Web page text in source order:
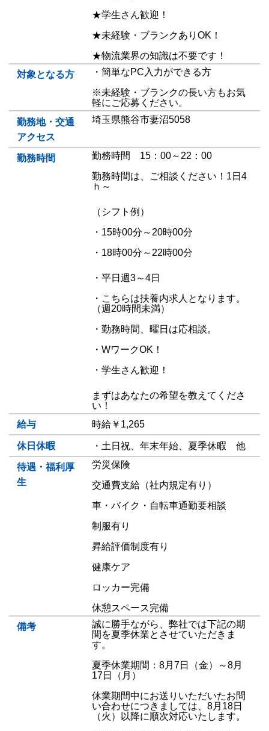
★学生さん歓迎！
★未経験・ブランクありOK！
★物流業界の知識は不要です！
対象となる方
・簡単なPC入力ができる方
※未経験・ブランクの長い方もお気
軽にご応募ください。
勤務地・交通
アクセス
埼玉県熊谷市妻沼5058
勤務時間
勤務時間 15：00～22：00
勤務時間は、ご相談ください！1日4
ｈ～
（シフト例）
・15時00分～20時00分
・18時00分～22時00分
・平日週3～4日
・こちらは扶養内求人となります。
（週20時間未満）
・勤務時間、曜日は応相談。
・WワークOK！
・学生さん歓迎！
まずはあなたの希望を教えてくださ
い！
給与
時給￥1,265
休日休暇 ・土日祝、年末年始、夏季休暇 他
待遇・福利厚
生
労災保険
交通費支給（社内規定有り）
車・バイク・自転車通勤要相談
制服有り
昇給評価制度有り
健康ケア
ロッカー完備
休憩スペース完備
備考
誠に勝手ながら、弊社では下記の期
間を夏季休業とさせていただきま
す。
夏季休業期間：8月7日（金）～8月
17日（月）
休業期間中にお送りいただいたお問
い合わせにつきましては、8月18日
（火）以降に順次対応いたします。